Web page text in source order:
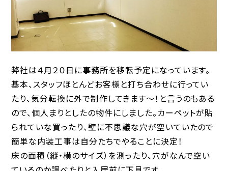
弊社は４月２０日に事務所を移転予定になっています。
基本、スタッフほとんどお客様と打ち合わせに行ってい
たり、気分転換に外で制作してきます〜！と言うのもある
ので、個人まりとしたの物件にしました。カーペットが貼
られていな買ったり、壁に不思議な穴が空いていたので
簡単な内装工事は自分たちでやることに決定！
床の面積（縦・横のサイズ）を測ったり、穴がなんで空い